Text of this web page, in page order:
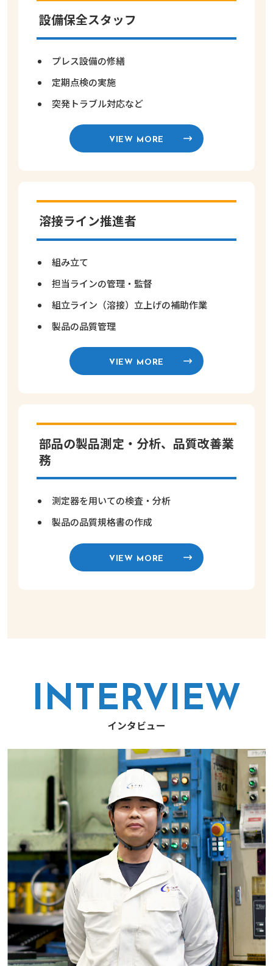
設備保全スタッフ
プレス設備の修繕
定期点検の実施
突発トラブル対応など
VIEW MORE
溶接ライン推進者
組み立て
担当ラインの管理・監督
組立ライン（溶接）立上げの補助作業
製品の品質管理
VIEW MORE
部品の製品測定・分析、品質改善業
務
測定器を用いての検査・分析
製品の品質規格書の作成
VIEW MORE
INTERVIEW
インタビュー